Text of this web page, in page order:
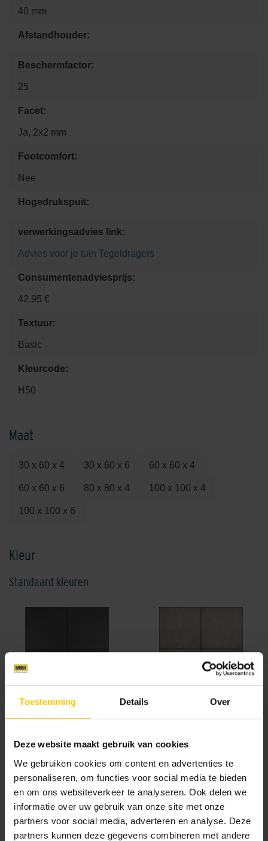
Toestemming Details Over
Deze website maakt gebruik van cookies
We gebruiken cookies om content en advertenties te
personaliseren, om functies voor social media te bieden
en om ons websiteverkeer te analyseren. Ook delen we
informatie over uw gebruik van onze site met onze
partners voor social media, adverteren en analyse. Deze
partners kunnen deze gegevens combineren met andere
40 mm
Afstandhouder:
Beschermfactor:
25
Facet:
Ja, 2x2 mm
Footcomfort:
Nee
Hogedrukspuit:
verwerkingsadvies link:
Advies voor je tuin Tegeldragers
Consumentenadviesprijs:
42.95 €
Textuur:
Basic
Kleurcode:
H50
Maat
30 x 60 x 4 30 x 60 x 6 60 x 60 x 4
60 x 60 x 6 80 x 80 x 4 100 x 100 x 4
100 x 100 x 6
Kleur
Standaard kleuren
Antraciet Beige nuance
Bruin nuance Donkergrijs